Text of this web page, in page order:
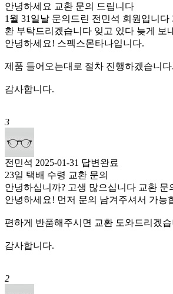
안녕하세요 교환 문의 드립니다
1월 31일날 문의드린 전민석 회원입니
환 부탁드리겠습니다 잊고 있다 늦게 보
안녕하세요! 스펙스몬타나입니다.
제품 들어오는대로 절차 진행하겠습니다.
감사합니다.
3
전민석 2025-01-31 답변완료
23일 택배 수령 교환 문의
안녕하십니까? 고생 많으십니다 교환
안녕하세요! 먼저 문의 남겨주셔서 가능
편하게 반품해주시면 교환 도와드리겠
감사합니다.
2